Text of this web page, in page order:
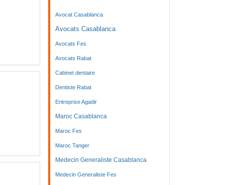
Avocat Casablanca
Avocats Casablanca
Avocats Fes
Avocats Rabat
Cabinet dentaire
Dentiste Rabat
Entreprise Agadir
Maroc Casablanca
Maroc Fes
Maroc Tanger
Medecin Generaliste Casablanca
Medecin Generaliste Fes